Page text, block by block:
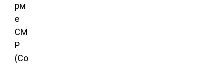
рм
е
CM
P
(Co